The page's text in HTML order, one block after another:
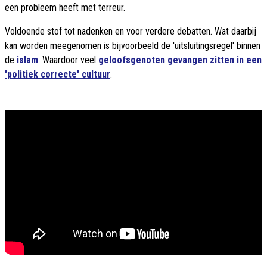
een probleem heeft met terreur.
Voldoende stof tot nadenken en voor verdere debatten. Wat daarbij
kan worden meegenomen is bijvoorbeeld de 'uitsluitingsregel' binnen
de islam. Waardoor veel geloofsgenoten gevangen zitten in een
'politiek correcte' cultuur.